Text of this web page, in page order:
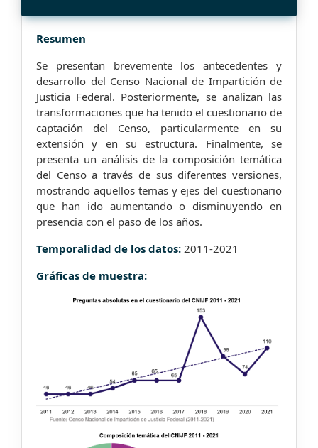
Resumen
Se presentan brevemente los antecedentes y
desarrollo del Censo Nacional de Impartición de
Justicia Federal. Posteriormente, se analizan las
transformaciones que ha tenido el cuestionario de
captación del Censo, particularmente en su
extensión y en su estructura. Finalmente, se
presenta un análisis de la composición temática
del Censo a través de sus diferentes versiones,
mostrando aquellos temas y ejes del cuestionario
que han ido aumentando o disminuyendo en
presencia con el paso de los años.
Temporalidad de los datos: 2011-2021
Gráficas de muestra: